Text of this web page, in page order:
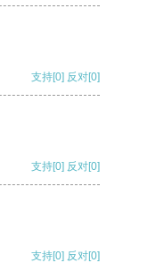
支持[0] 反对[0]
支持[0] 反对[0]
支持[0] 反对[0]